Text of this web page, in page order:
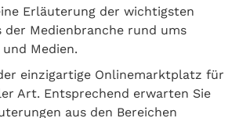
Erläuterung der wichtigsten
der Medienbranche rund ums
Medien.
einzigartige Onlinemarktplatz für
Art. Entsprechend erwarten Sie
aus den Bereichen